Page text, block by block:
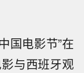
国电影节”在
与西班牙观